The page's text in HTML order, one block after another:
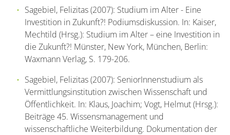
Sagebiel, Felizitas (2007): Studium im Alter - Eine
Investition in Zukunft?! Podiumsdiskussion. In: Kaiser,
Mechtild (Hrsg.): Studium im Alter – eine Investition in
die Zukunft?! Münster, New York, München, Berlin:
Waxmann Verlag, S. 179-206.
Sagebiel, Felizitas (2007): SeniorInnenstudium als
Vermittlungsinstitution zwischen Wissenschaft und
Öffentlichkeit. In: Klaus, Joachim; Vogt, Helmut (Hrsg.):
Beiträge 45. Wissensmanagement und
wissenschaftliche Weiterbildung. Dokumentation der